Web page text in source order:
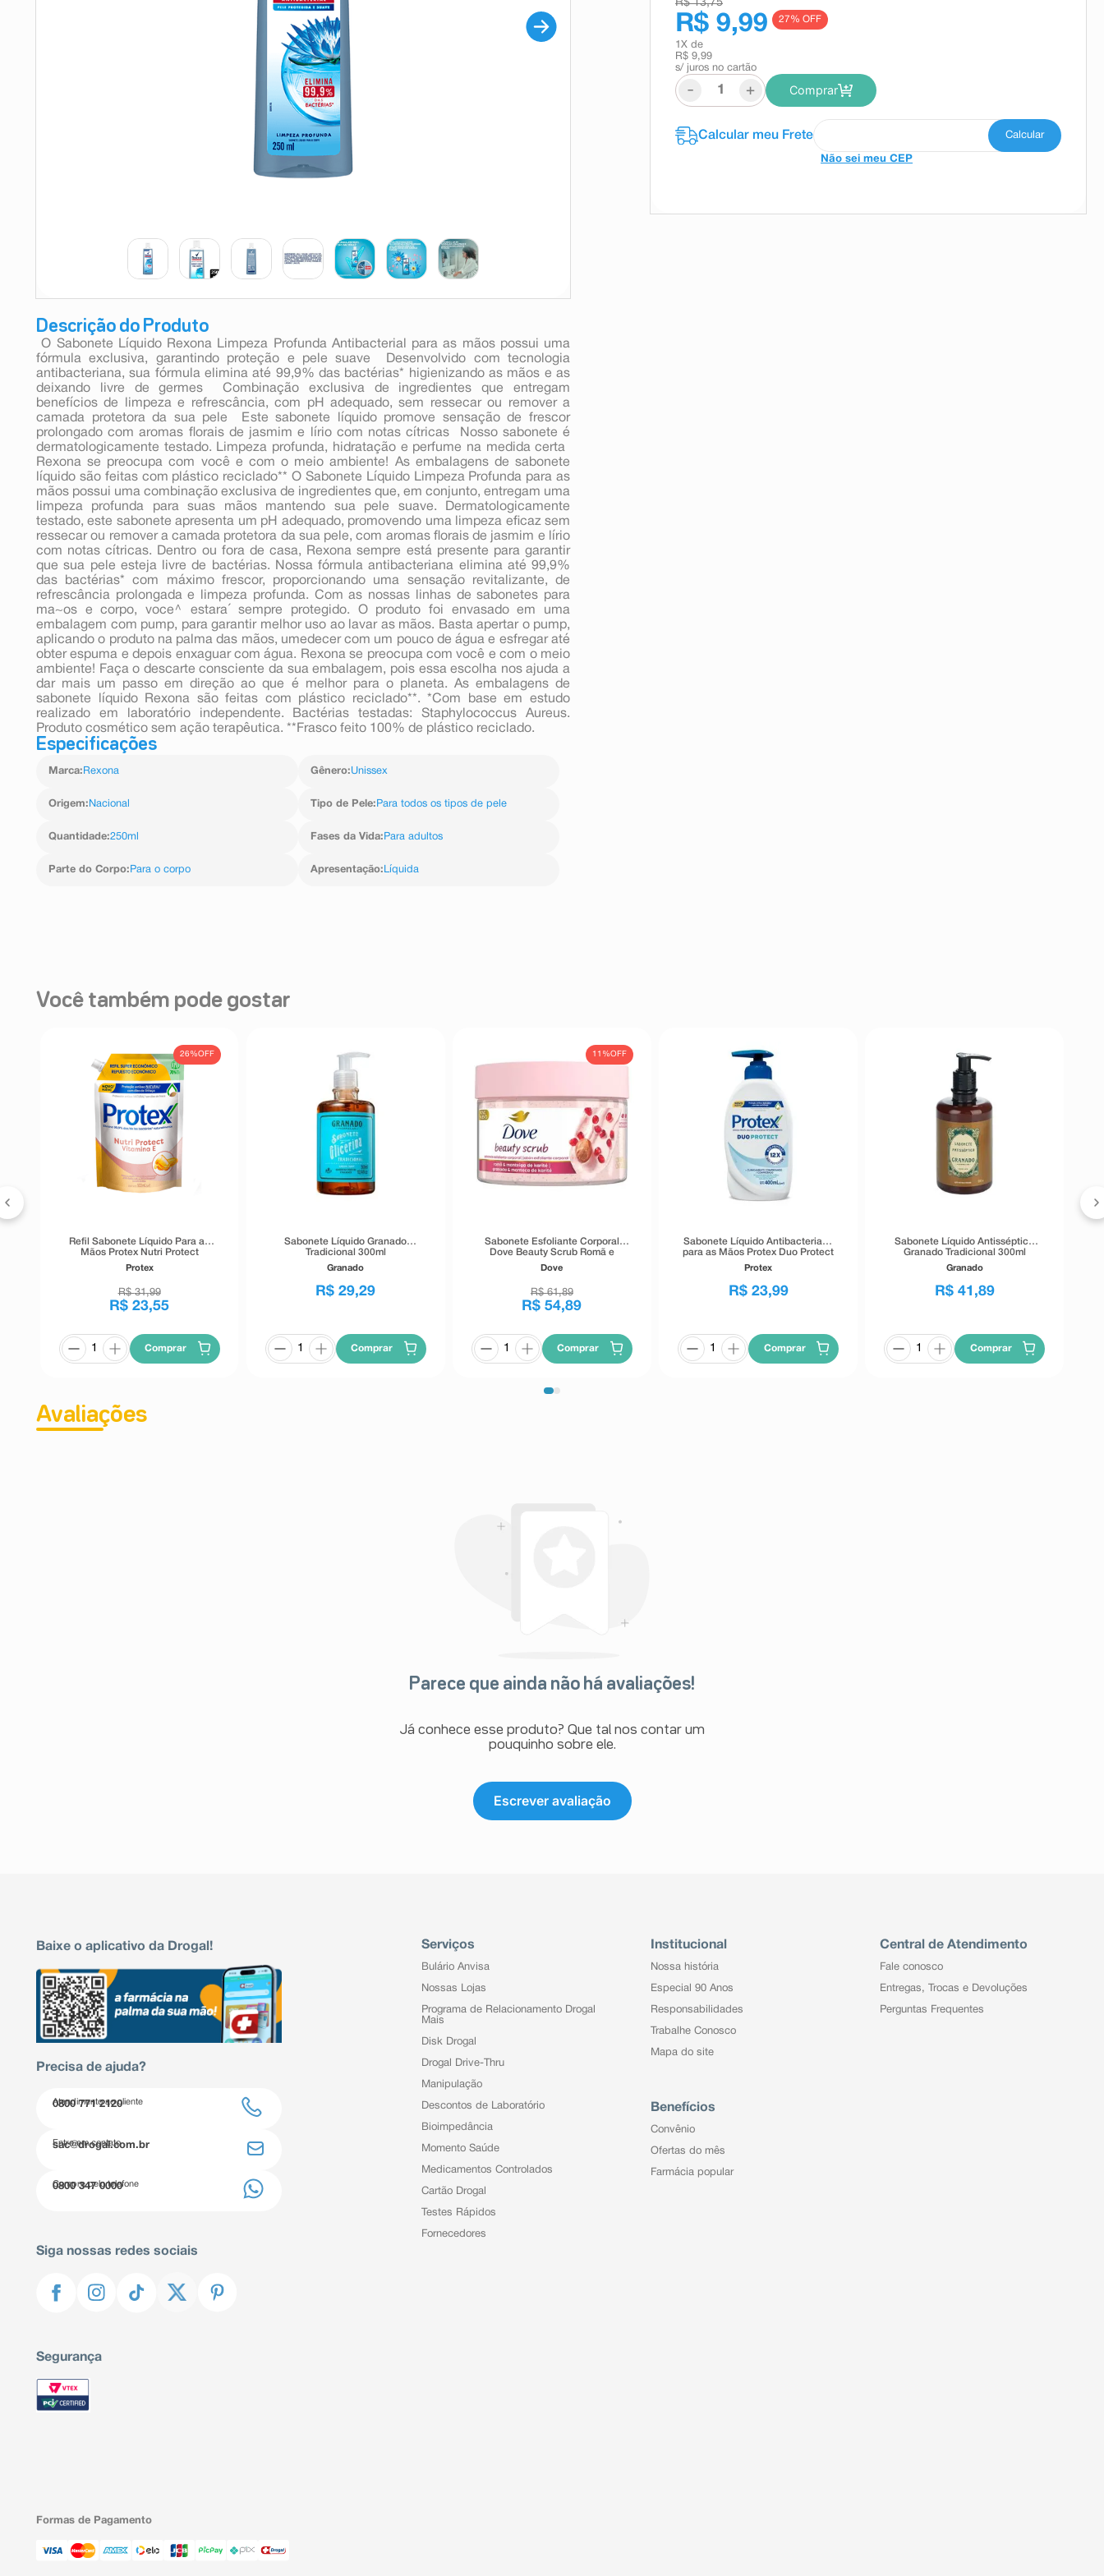
Descrição do Produto
 O Sabonete Líquido Rexona Limpeza Profunda Antibacterial para as mãos possui uma
fórmula exclusiva, garantindo proteção e pele suave  Desenvolvido com tecnologia
antibacteriana, sua fórmula elimina até 99,9% das bactérias* higienizando as mãos e as
deixando livre de germes  Combinação exclusiva de ingredientes que entregam
benefícios de limpeza e refrescância, com pH adequado, sem ressecar ou remover a
camada protetora da sua pele  Este sabonete líquido promove sensação de frescor
prolongado com aromas florais de jasmim e lírio com notas cítricas  Nosso sabonete é
dermatologicamente testado. Limpeza profunda, hidratação e perfume na medida certa 
Rexona se preocupa com você e com o meio ambiente! As embalagens de sabonete
líquido são feitas com plástico reciclado** O Sabonete Líquido Limpeza Profunda para as
mãos possui uma combinação exclusiva de ingredientes que, em conjunto, entregam uma
limpeza profunda para suas mãos mantendo sua pele suave. Dermatologicamente
testado, este sabonete apresenta um pH adequado, promovendo uma limpeza eficaz sem
ressecar ou remover a camada protetora da sua pele, com aromas florais de jasmim e lírio
com notas cítricas. Dentro ou fora de casa, Rexona sempre está presente para garantir
que sua pele esteja livre de bactérias. Nossa fórmula antibacteriana elimina até 99,9%
das bactérias* com máximo frescor, proporcionando uma sensação revitalizante, de
refrescância prolongada e limpeza profunda. Com as nossas linhas de sabonetes para
ma~os e corpo, voce^ estara´ sempre protegido. O produto foi envasado em uma
embalagem com pump, para garantir melhor uso ao lavar as mãos. Basta apertar o pump,
aplicando o produto na palma das mãos, umedecer com um pouco de água e esfregar até
obter espuma e depois enxaguar com água. Rexona se preocupa com você e com o meio
ambiente! Faça o descarte consciente da sua embalagem, pois essa escolha nos ajuda a
dar mais um passo em direção ao que é melhor para o planeta. As embalagens de
sabonete líquido Rexona são feitas com plástico reciclado**. *Com base em estudo
realizado em laboratório independente. Bactérias testadas: Staphylococcus Aureus.
Produto cosmético sem ação terapêutica. **Frasco feito 100% de plástico reciclado.
Especificações
Marca: Rexona Gênero:Unissex
Origem: Nacional Tipo de Pele: Para todos os tipos de pele
Quantidade:250ml Fases da Vida: Para adultos
Parte do Corpo: Para o corpo Apresentação: Líquida
R$ 13,75
R$ 9,99 27% OFF
1 X de
R$ 9,99
s/ juros no cartão
- + Comprar
Não sei meu CEP
Você também pode gostar
26%OFF
Refil Sabonete Líquido Para as
Mãos Protex Nutri Protect
Vitamina E 900ml
Protex
R$ 31,99
R$ 23,55
Comprar
Sabonete Líquido Granado
Tradicional 300ml
Granado
R$ 29,29
Comprar
11%OFF
Sabonete Esfoliante Corporal
Dove Beauty Scrub Romã e
Manteiga de Karité 280g
Dove
R$ 61,89
R$ 54,89
Comprar
Sabonete Líquido Antibacteriano
para as Mãos Protex Duo Protect
400ml
Protex
R$ 23,99
Comprar
Sabonete Líquido Antisséptico
Granado Tradicional 300ml
Granado
R$ 41 ,89
Comprar
Avaliações
Parece que ainda não há avaliações!
Já conhece esse produto? Que tal nos contar um
pouquinho sobre ele.
Escrever avaliação
Baixe o aplicativo da Drogal!
Precisa de ajuda?
Atendimento ao cliente
0800 771 2120
Entre em contato
sac@drogal.com.br
Compre pelo telefone
0800 347 0000
Siga nossas redes sociais
Segurança
Serviços
Bulário Anvisa
Nossas Lojas
Programa de Relacionamento Drogal
Mais
Disk Drogal
Drogal Drive-Thru
Manipulação
Descontos de Laboratório
Bioimpedância
Momento Saúde
Medicamentos Controlados
Cartão Drogal
Testes Rápidos
Fornecedores
Institucional
Nossa história
Especial 90 Anos
Responsabilidades
Trabalhe Conosco
Mapa do site
Benefícios
Convênio
Ofertas do mês
Farmácia popular
Central de Atendimento
Fale conosco
Entregas, Trocas e Devoluções
Perguntas Frequentes
Formas de Pagamento
esmalte
absorvente